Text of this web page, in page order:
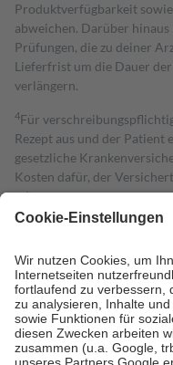
Produktverfügbarkeit
abweichen. Darüber
Prüfungen, die zu deiner
Lieferfrist um die Dauer
verlängern.
4Für
Rezept aus und der Patient
gesetzliche
Kosten dafür, der
mit.
Grundsätzlich leisten
höchstens zehn Euro.
Es
Kosten der Leistung zu
Diese Regeln gelten
Bei Heilmitteln und
Zuzahlung zehn Prozent
Verordnung.